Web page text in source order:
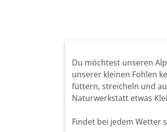
Du möchtest unseren
unserer kleinen Fohlen
füttern, streicheln und
Naturwerkstatt etwas
Findet bei jedem Wetter